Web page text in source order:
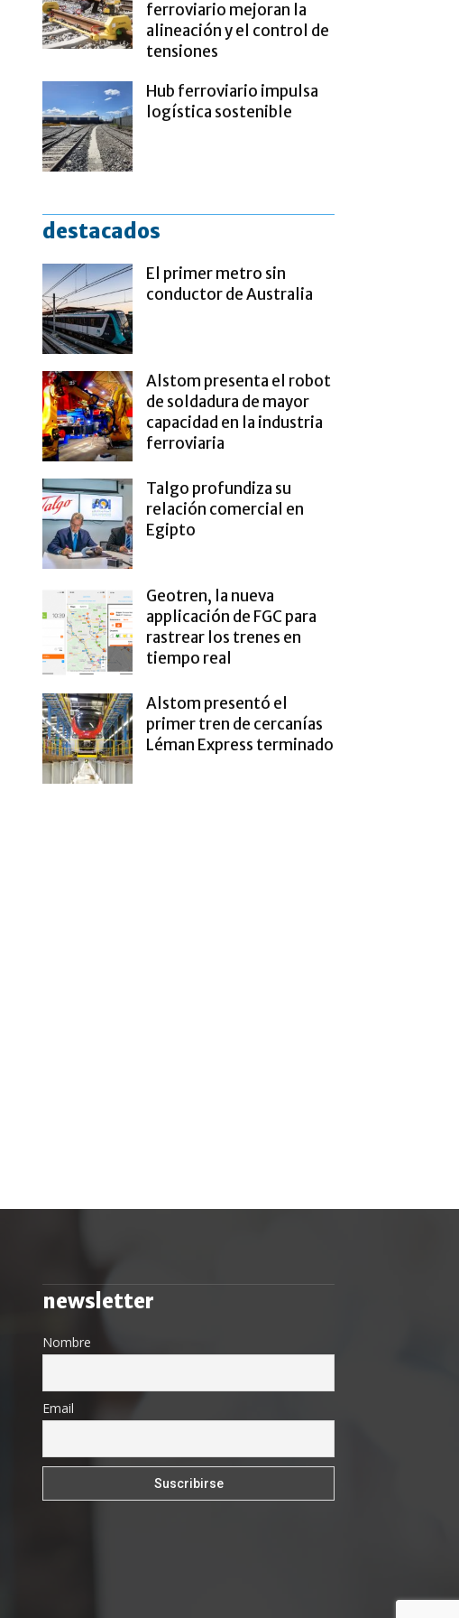
ferroviario mejoran la
alineación y el control de
tensiones
Hub ferroviario impulsa
logística sostenible
destacados
El primer metro sin
conductor de Australia
Alstom presenta el robot
de soldadura de mayor
capacidad en la industria
ferroviaria
Talgo profundiza su
relación comercial en
Egipto
Geotren, la nueva
applicación de FGC para
rastrear los trenes en
tiempo real
Alstom presentó el
primer tren de cercanías
Léman Express terminado
newsletter
Nombre
Email